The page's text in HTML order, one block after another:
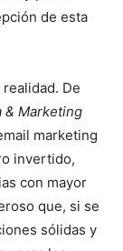
de esta
De
& Marketing
marketing
invertido,
con mayor
que, si se
sólidas y